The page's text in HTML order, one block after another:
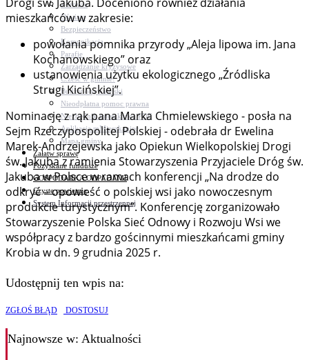
Zdrowie
Oświata
Bezpieczeństwo
Komunikacja
Parafie
Zarządzanie kryzysowe
C.ześć w gminie!
Budżet obywatelski
Nieodpłatna pomoc prawna
Niezbędnik mieszkańca PDF
Aplikacja mMieszkaniec
Mapa gminy
Załatw sprawę
Pozyskane fundusze
GOSPODARKA ODPADAMI
Czyste powietrze
System Informacji przestrzennej
mieszkańców w zakresie:
powołania pomnika przyrody „Aleja lipowa im. Jana
Kochanowskiego” oraz
ustanowienia użytku ekologicznego „Źródliska
Strugi Kicińskiej”.
Nominację z rąk pana Marka Chmielewskiego - posła na
Sejm Rzeczypospolitej Polskiej - odebrała dr Ewelina
Marek-Andrzejewska jako Opiekun Wielkopolskiej Drogi
św. Jakuba z ramienia Stowarzyszenia Przyjaciele Dróg św.
Jakuba w Polsce w ramach konferencji „Na drodze do
odkryć – opowieść o polskiej wsi jako nowoczesnym
produkcie turystycznym”. Konferencję zorganizowało
Stowarzyszenie Polska Sieć Odnowy i Rozwoju Wsi we
współpracy z bardzo gościnnymi mieszkańcami gminy
Krobia w dn. 9 grudnia 2025 r.
Udostępnij ten wpis na:
ZGŁOŚ BŁĄD DOSTOSUJ
Najnowsze w: Aktualności